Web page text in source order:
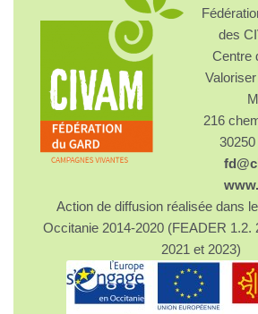
Moderniser les bâtiments d'élevages
réduire les émissions de Gaz à Effet
Produire l'alimentation de son
localement permet de limiter les
des
Centre
216
Action de diffusion réalisée dans
Occitanie 2014-2020 (FEADER 1.2.
2021 et 2023)